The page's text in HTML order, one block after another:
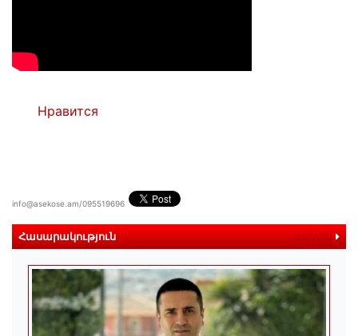
Нравится
info@asekose.am/095519696
Հասարակություն ավելին